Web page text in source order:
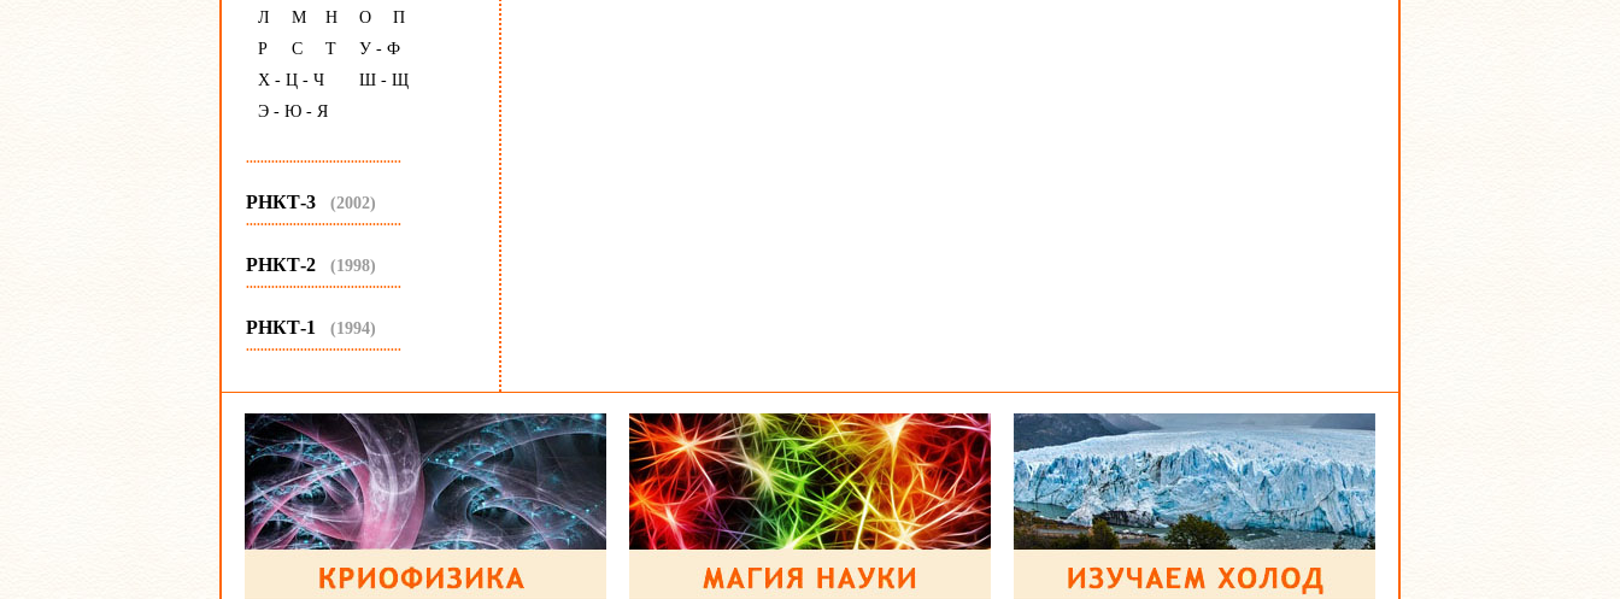
Л
М Н О
П
Р
С Т
У - Ф
Х - Ц - Ч
Ш - Щ
Э - Ю - Я
...........................................
РНКТ-3 (2002)
...........................................
РНКТ-2 (1998)
...........................................
РНКТ-1 (1994)
...........................................